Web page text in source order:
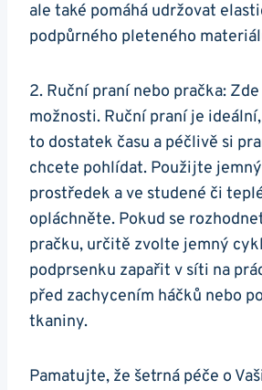
ale také pomáhá udržovat
podpůrného pleteného
2. Ruční praní nebo pračka:
možnosti. Ruční praní je
to dostatek času a péčlivě si
chcete pohlídat. Použijte
prostředek a ve studené či
opláchněte. Pokud se
pračku, určitě zvolte jemný
podprsenku zapařit v síti na
před zachycením háčků nebo
tkaniny.
Pamatujte, že šetrná péče o